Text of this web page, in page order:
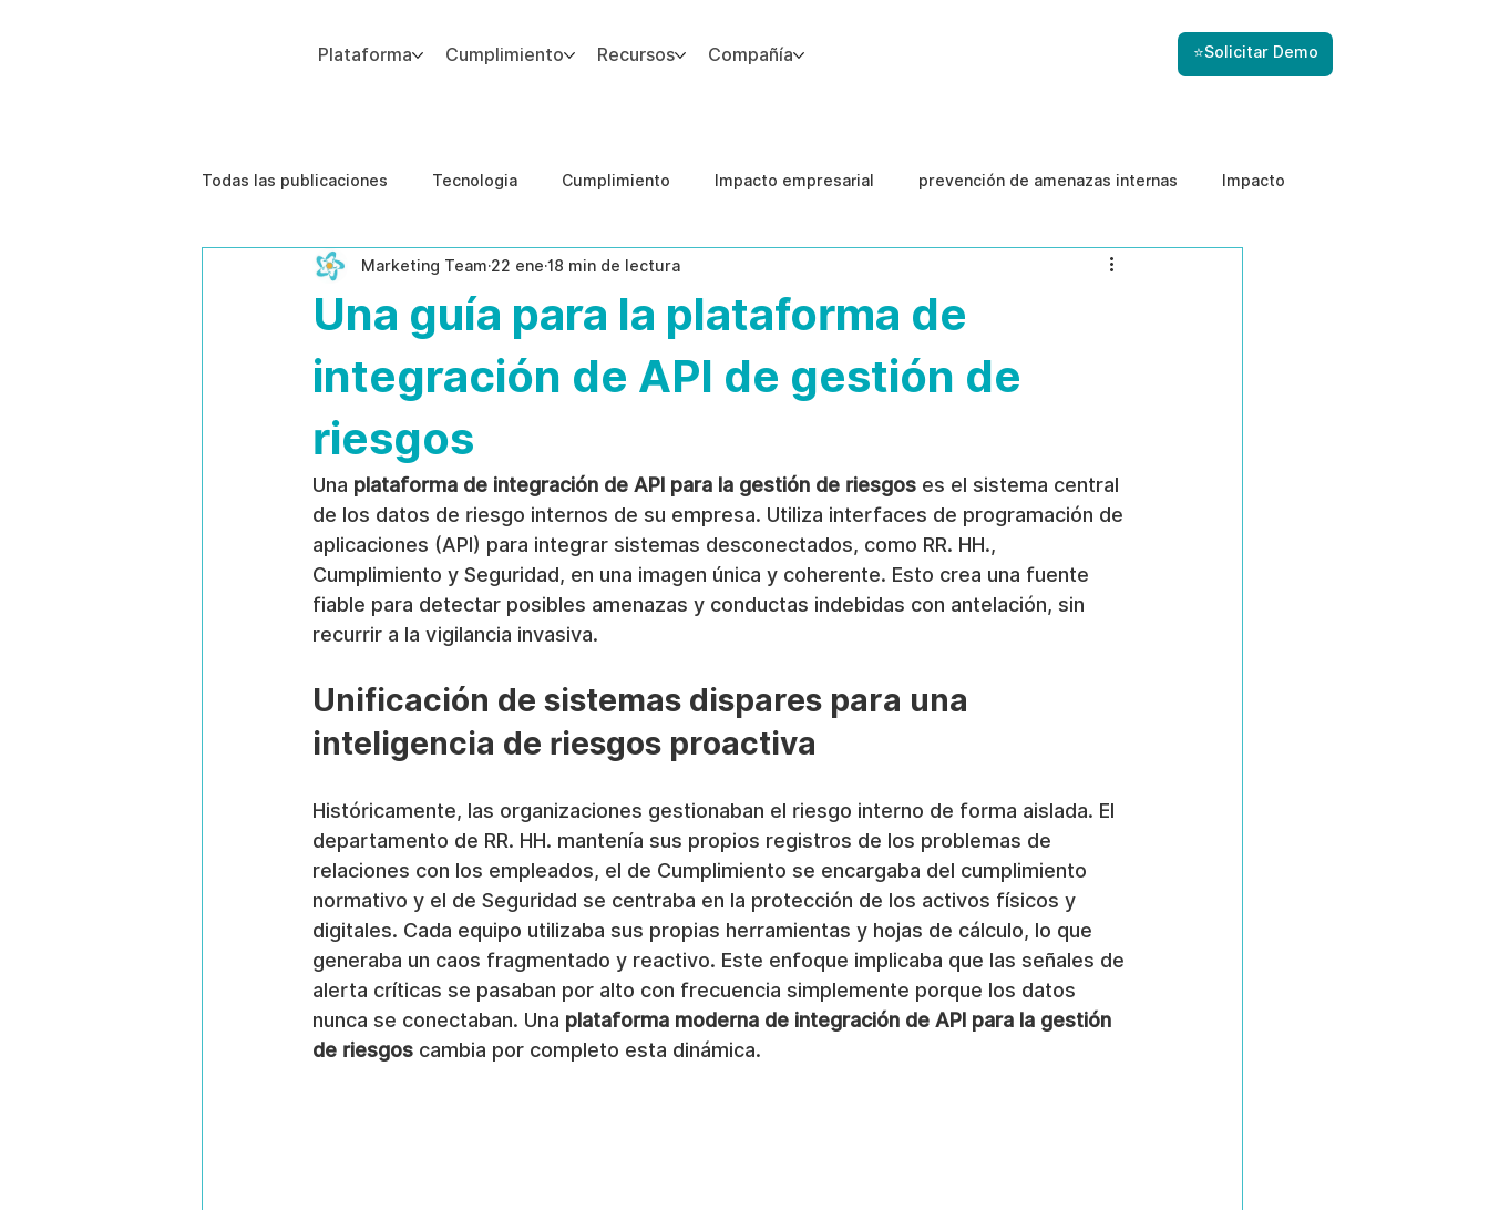
Plataforma Cumplimiento Recursos Compañía ⭐Solicitar Demo
Todas las publicaciones Tecnologia Cumplimiento Impacto empresarial prevención de amenazas internas Impacto
Estudios de caso Etica de IA Integridad del Capital Humano
Una guía para la plataforma de
integración de API de gestión de
riesgos
Marketing Team 22 ene 18 min de lectura
Una plataforma de integración de API para la gestión de riesgos es el sistema central
de los datos de riesgo internos de su empresa. Utiliza interfaces de programación de
aplicaciones (API) para integrar sistemas desconectados, como RR. HH.,
Cumplimiento y Seguridad, en una imagen única y coherente. Esto crea una fuente
fiable para detectar posibles amenazas y conductas indebidas con antelación, sin
recurrir a la vigilancia invasiva.
Unificación de sistemas dispares para una
inteligencia de riesgos proactiva
Históricamente, las organizaciones gestionaban el riesgo interno de forma aislada. El
departamento de RR. HH. mantenía sus propios registros de los problemas de
relaciones con los empleados, el de Cumplimiento se encargaba del cumplimiento
normativo y el de Seguridad se centraba en la protección de los activos físicos y
digitales. Cada equipo utilizaba sus propias herramientas y hojas de cálculo, lo que
generaba un caos fragmentado y reactivo. Este enfoque implicaba que las señales de
alerta críticas se pasaban por alto con frecuencia simplemente porque los datos
nunca se conectaban. Una plataforma moderna de integración de API para la gestión
de riesgos cambia por completo esta dinámica.